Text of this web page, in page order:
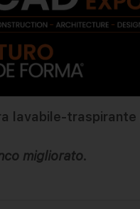
lavabile-traspirante
migliorato.